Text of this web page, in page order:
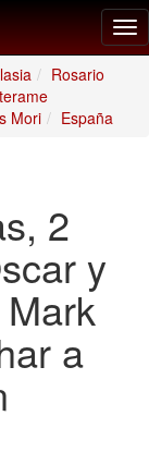
Rosario
Mori España
2
y
a